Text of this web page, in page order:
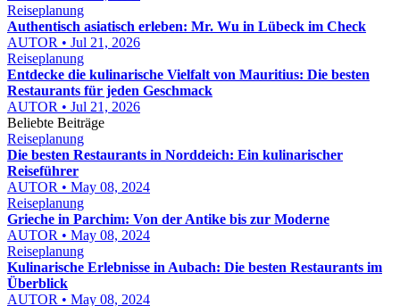
Reiseplanung
Authentisch asiatisch erleben: Mr. Wu in Lübeck im Check
AUTOR • Jul 21, 2026
Reiseplanung
Entdecke die kulinarische Vielfalt von Mauritius: Die besten
Restaurants für jeden Geschmack
AUTOR • Jul 21, 2026
Beliebte Beiträge
Reiseplanung
Die besten Restaurants in Norddeich: Ein kulinarischer
Reiseführer
AUTOR • May 08, 2024
Reiseplanung
Grieche in Parchim: Von der Antike bis zur Moderne
AUTOR • May 08, 2024
Reiseplanung
Kulinarische Erlebnisse in Aubach: Die besten Restaurants im
Überblick
AUTOR • May 08, 2024